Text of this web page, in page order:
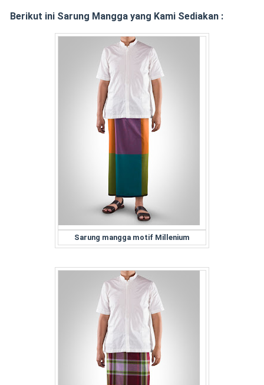
Berikut ini Sarung Mangga yang Kami Sediakan :
Sarung mangga motif Millenium